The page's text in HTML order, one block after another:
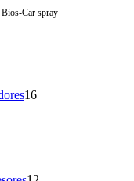
Bios-Car spray
1616